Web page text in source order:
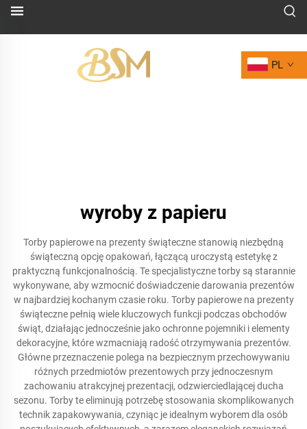
PL
wyroby z papieru
Torby papierowe na prezenty świąteczne stanowią niezbędną
świąteczną opcję opakowań, łączącą uroczystą estetykę z
praktyczną funkcjonalnością. Te specjalistyczne torby są starannie
wykonywane, aby wzmocnić doświadczenie darowania prezentów
w najbardziej kochanym czasie roku. Torby papierowe na prezenty
świąteczne pełnią wiele kluczowych funkcji podczas obchodów
świąt, działając jednocześnie jako ochronne pojemniki i elementy
dekoracyjne, które wzmacniają radość otrzymywania prezentów.
Główne przeznaczenie polega na bezpiecznym przechowywaniu
różnych przedmiotów prezentowych przy jednoczesnym
zachowaniu atrakcyjnej prezentacji, odzwierciedlającej ducha
sezonu. Torby te eliminują potrzebę stosowania skomplikowanych
technik zapakowywania, czyniąc je idealnym wyborem dla osób